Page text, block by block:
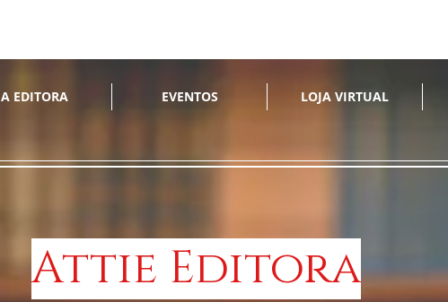
A EDITORA EVENTOS LOJA VIRTUAL
Attie Editora